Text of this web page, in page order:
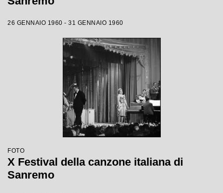
26 GENNAIO 1960 - 31 GENNAIO 1960
FOTO
X Festival della canzone italiana di
Sanremo